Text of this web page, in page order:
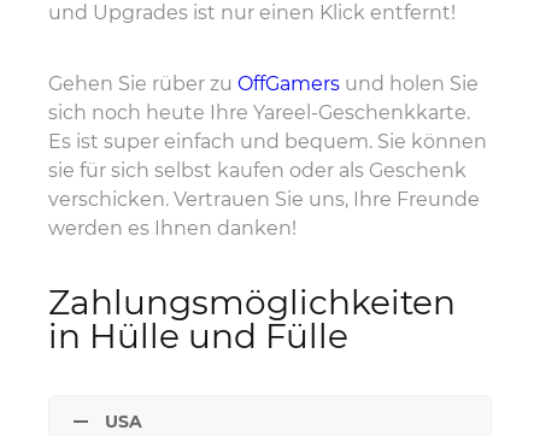
und Upgrades ist nur einen Klick entfernt!
Gehen Sie rüber zu OffGamers und holen Sie
sich noch heute Ihre Yareel-Geschenkkarte.
Es ist super einfach und bequem. Sie können
sie für sich selbst kaufen oder als Geschenk
verschicken. Vertrauen Sie uns, Ihre Freunde
werden es Ihnen danken!
Zahlungsmöglichkeiten
in Hülle und Fülle
USA